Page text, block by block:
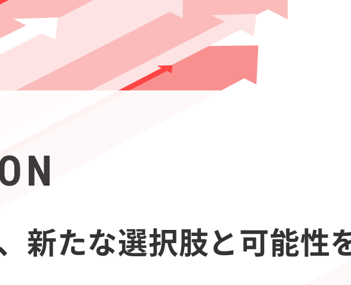
新たな選択肢と可能性